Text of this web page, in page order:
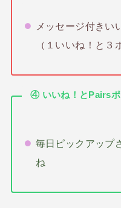
メッセージ付きい
（１いいね！と３
④ いいね！と Pairs
毎日ピックアップ
ね